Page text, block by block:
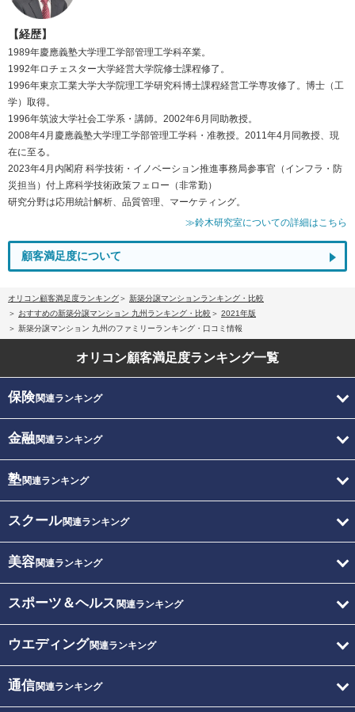
【経歴】
1989年慶應義塾大学理工学部管理工学科卒業。
1992年ロチェスター大学経営大学院修士課程修了。
1996年東京工業大学大学院理工学研究科博士課程経営工学専攻修了。博士（工
学）取得。
1996年筑波大学社会工学系・講師。2002年6月同助教授。
2008年4月慶應義塾大学理工学部管理工学科・准教授。2011年4月同教授、現
在に至る。
2023年4月内閣府 科学技術・イノベーション推進事務局参事官（インフラ・防
災担当）付上席科学技術政策フェロー（非常勤）
研究分野は応用統計解析、品質管理、マーケティング。
≫鈴木研究室についての詳細はこちら
顧客満足度について
オリコン顧客満足度ランキング
新築分譲マンションランキング・比較
おすすめの新築分譲マンション 九州ランキング・比較
2021年版
新築分譲マンション 九州のファミリーランキング・口コミ情報
オリコン顧客満足度ランキング一覧
保険関連ランキング
金融関連ランキング
塾関連ランキング
スクール関連ランキング
美容関連ランキング
スポーツ＆ヘルス 関連ランキング
ウエディング関連ランキング
通信関連ランキング